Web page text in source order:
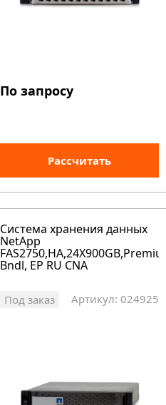
По запросу
Рассчитать
Система хранения данных
NetApp
FAS2750,HA,24X900GB,Premium
Bndl, EP RU CNA
Под заказ Артикул: 024925